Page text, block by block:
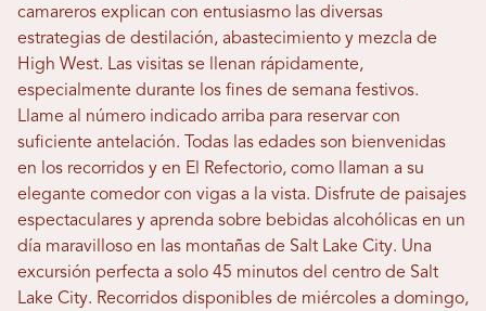
camareros explican con entusiasmo las diversas
estrategias de destilación, abastecimiento y mezcla de
High West. Las visitas se llenan rápidamente,
especialmente durante los fines de semana festivos.
Llame al número indicado arriba para reservar con
suficiente antelación. Todas las edades son bienvenidas
en los recorridos y en El Refectorio, como llaman a su
elegante comedor con vigas a la vista. Disfrute de paisajes
espectaculares y aprenda sobre bebidas alcohólicas en un
día maravilloso en las montañas de Salt Lake City. Una
excursión perfecta a solo 45 minutos del centro de Salt
Lake City. Recorridos disponibles de miércoles a domingo,